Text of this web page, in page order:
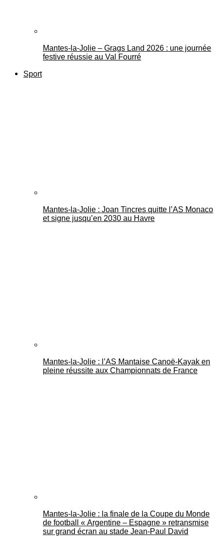
Mantes-la-Jolie – Grags Land 2026 : une journée
festive réussie au Val Fourré
Sport
Mantes-la-Jolie : Joan Tincres quitte l’AS Monaco
et signe jusqu’en 2030 au Havre
Mantes-la-Jolie : l’AS Mantaise Canoë‑Kayak en
pleine réussite aux Championnats de France
Mantes-la-Jolie : la finale de la Coupe du Monde
de football « Argentine – Espagne » retransmise
sur grand écran au stade Jean-Paul David